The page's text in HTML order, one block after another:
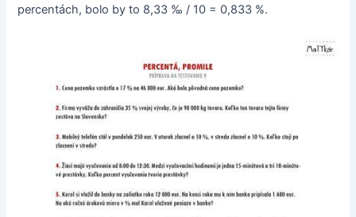
percentách, bolo by to 8,33 ‰ / 10 = 0,833 %.